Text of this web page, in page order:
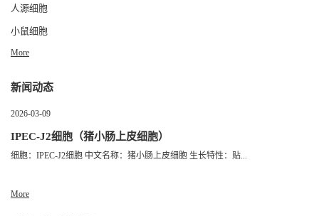
人源细胞
小鼠细胞
More
新闻动态
2026-03-09
IPEC-J2细胞（猪小肠上皮细胞）
细胞：IPEC-J2细胞 中文名称：猪小肠上皮细胞 生长特性：贴...
More